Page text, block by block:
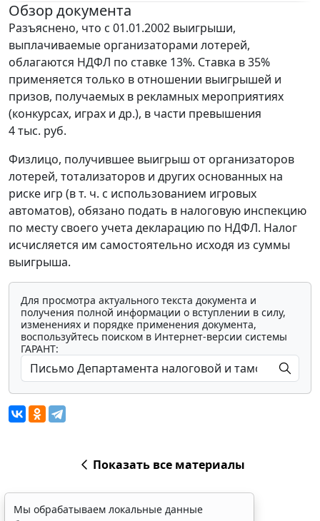
Обзор документа
Разъяснено, что с 01.01.2002 выигрыши,
выплачиваемые организаторами лотерей,
облагаются НДФЛ по ставке 13%. Ставка в 35%
применяется только в отношении выигрышей и
призов, получаемых в рекламных мероприятиях
(конкурсах, играх и др.), в части превышения
4 тыс. руб.
Физлицо, получившее выигрыш от организаторов
лотерей, тотализаторов и других основанных на
риске игр (в т. ч. с использованием игровых
автоматов), обязано подать в налоговую инспекцию
по месту своего учета декларацию по НДФЛ. Налог
исчисляется им самостоятельно исходя из суммы
выигрыша.
Для просмотра актуального текста документа и
получения полной информации о вступлении в силу,
изменениях и порядке применения документа,
воспользуйтесь поиском в Интернет-версии системы
ГАРАНТ:
Показать все материалы
Мы обрабатываем локальные данные